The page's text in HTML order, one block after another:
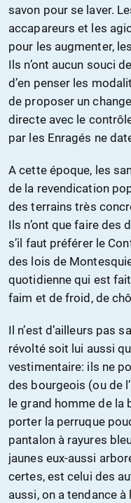
savon pour se laver.
accapareurs et les
pour les augmenter,
Ils n’ont aucun souci
d’en penser les
de proposer un
directe avec le
par les Enragés ne
A cette époque, les
de la revendication
des terrains très
Ils n’ont que faire des
s’il faut préférer le
des lois de
quotidienne qui est
faim et de froid, de
Il n’est d’ailleurs pas
révolté soit lui aussi
vestimentaire: ils ne
des bourgeois (ou de
le grand homme de la
porter la perruque
pantalon à rayures
jaunes eux-aussi
certes, est celui des
aussi, on a tendance à